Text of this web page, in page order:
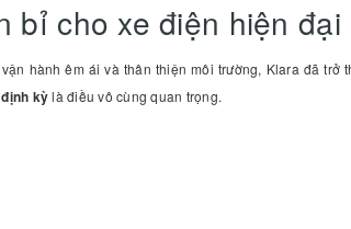
bỉ cho xe điện hiện đại
hành êm ái và thân thiện môi trường, Klara đã trở
kỳlà điều vô cùng quan trọng.